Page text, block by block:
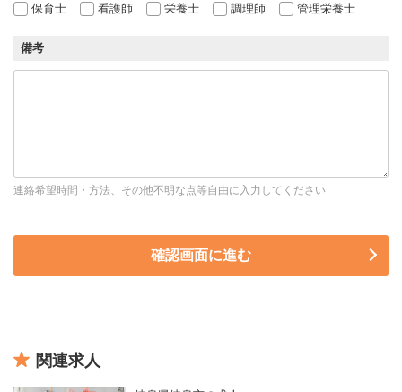
保育士 看護師 栄養士 調理師 管理栄養士
備考
連絡希望時間・方法、その他不明な点等自由に入力してください
関連求人